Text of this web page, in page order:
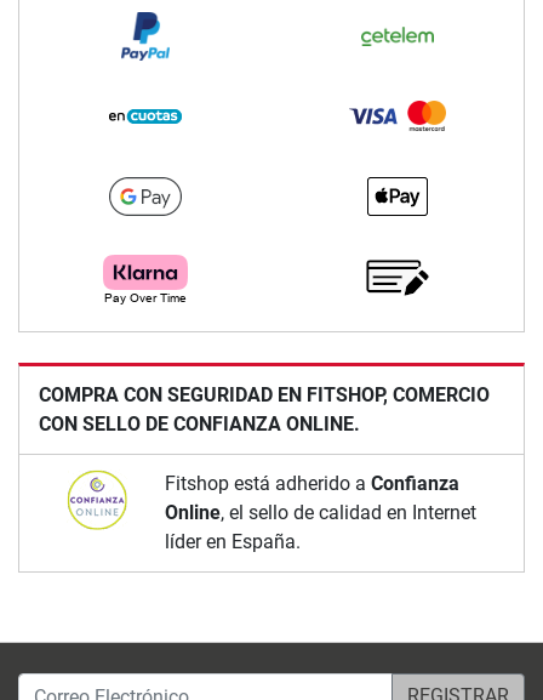
COMPRA CON SEGURIDAD EN FITSHOP, COMERCIO
CON SELLO DE CONFIANZA ONLINE.
Fitshop está adherido a Confianza
Online, el sello de calidad en Internet
líder en España.
Correo Electrónico